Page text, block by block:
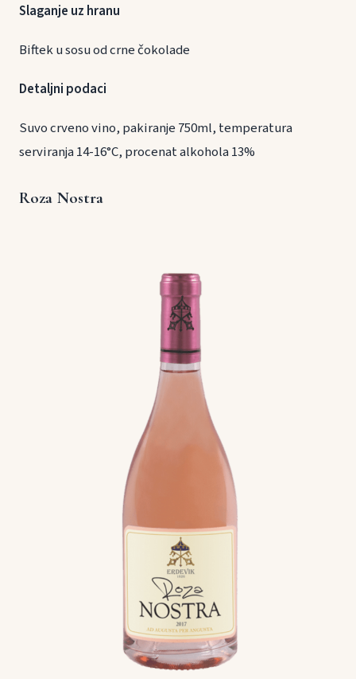
Slaganje uz hranu
Biftek u sosu od crne čokolade
Detaljni podaci
Suvo crveno vino, pakiranje 750ml, temperatura
serviranja 14-16°C, procenat alkohola 13%
Roza Nostra